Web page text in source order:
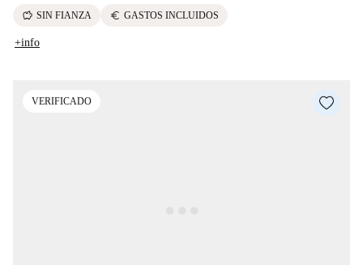
savings SIN FIANZA euro GASTOS INCLUIDOS
+info
VERIFICADO